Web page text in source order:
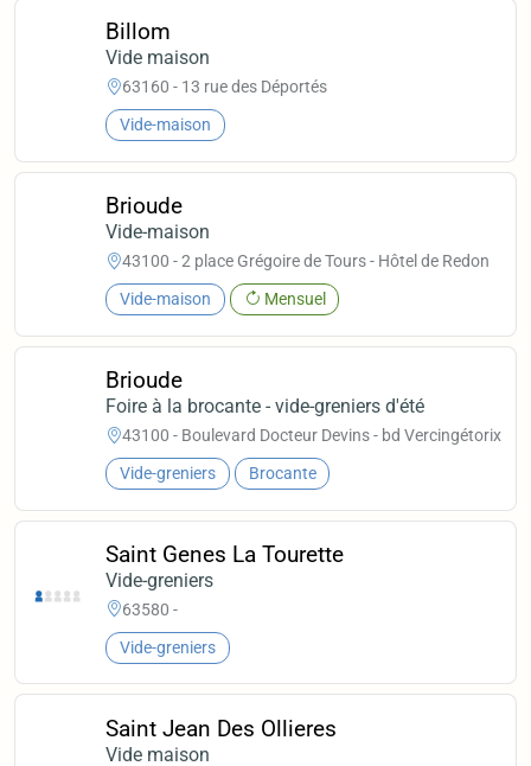
Billom
Vide maison
63160 - 13 rue des Déportés
Vide-maison
Brioude
Vide-maison
43100 - 2 place Grégoire de Tours - Hôtel de Redon
Vide-maison Mensuel
Brioude
Foire à la brocante - vide-greniers d'été
43100 - Boulevard Docteur Devins - bd Vercingétorix
Vide-greniers Brocante
Saint Genes La Tourette
Vide-greniers
63580 -
Vide-greniers
Saint Jean Des Ollieres
Vide maison